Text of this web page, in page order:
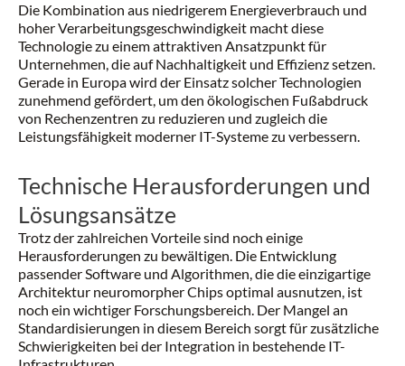
Die Kombination aus niedrigerem Energieverbrauch und
hoher Verarbeitungsgeschwindigkeit macht diese
Technologie zu einem attraktiven Ansatzpunkt für
Unternehmen, die auf Nachhaltigkeit und Effizienz setzen.
Gerade in Europa wird der Einsatz solcher Technologien
zunehmend gefördert, um den ökologischen Fußabdruck
von Rechenzentren zu reduzieren und zugleich die
Leistungsfähigkeit moderner IT-Systeme zu verbessern.
Technische Herausforderungen und
Lösungsansätze
Trotz der zahlreichen Vorteile sind noch einige
Herausforderungen zu bewältigen. Die Entwicklung
passender Software und Algorithmen, die die einzigartige
Architektur neuromorpher Chips optimal ausnutzen, ist
noch ein wichtiger Forschungsbereich. Der Mangel an
Standardisierungen in diesem Bereich sorgt für zusätzliche
Schwierigkeiten bei der Integration in bestehende IT-